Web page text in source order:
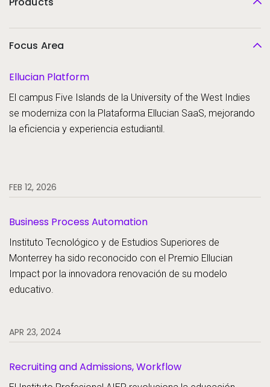
Focus Area
Ellucian Platform
El campus Five Islands de la University of the West Indies
se moderniza con la Plataforma Ellucian SaaS, mejorando
la eficiencia y experiencia estudiantil.
FEB 12, 2026
Business Process Automation
Instituto Tecnológico y de Estudios Superiores de
Monterrey ha sido reconocido con el Premio Ellucian
Impact por la innovadora renovación de su modelo
educativo.
APR 23, 2024
Recruiting and Admissions, Workflow